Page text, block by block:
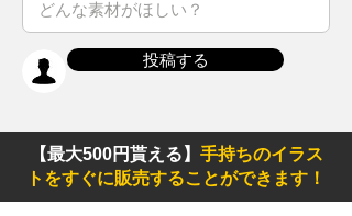
投稿する
【最大500円貰える】 手持ちのイラス
トをすぐに販売することができます！